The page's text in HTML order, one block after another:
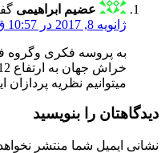
عضیم ابراهیمی
ژانویه 8, 2017 در 10:57 ق.ظ
به پروسه فکری وگروه
میتوانیم نظریه پردازان ایرانی
دیدگاهتان را بنویسید
نشانی ایمیل شما منتشر